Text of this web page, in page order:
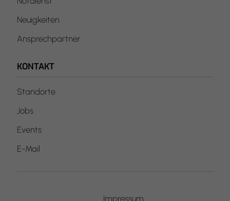
Neuigkeiten
Ansprechpartner
KONTAKT
Standorte
Jobs
Events
E-Mail
Impressum